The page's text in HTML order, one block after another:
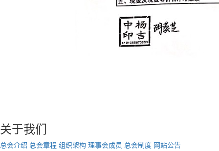
关于我们
总会介绍 总会章程 组织架构 理事会成员 总会制度 网站公告